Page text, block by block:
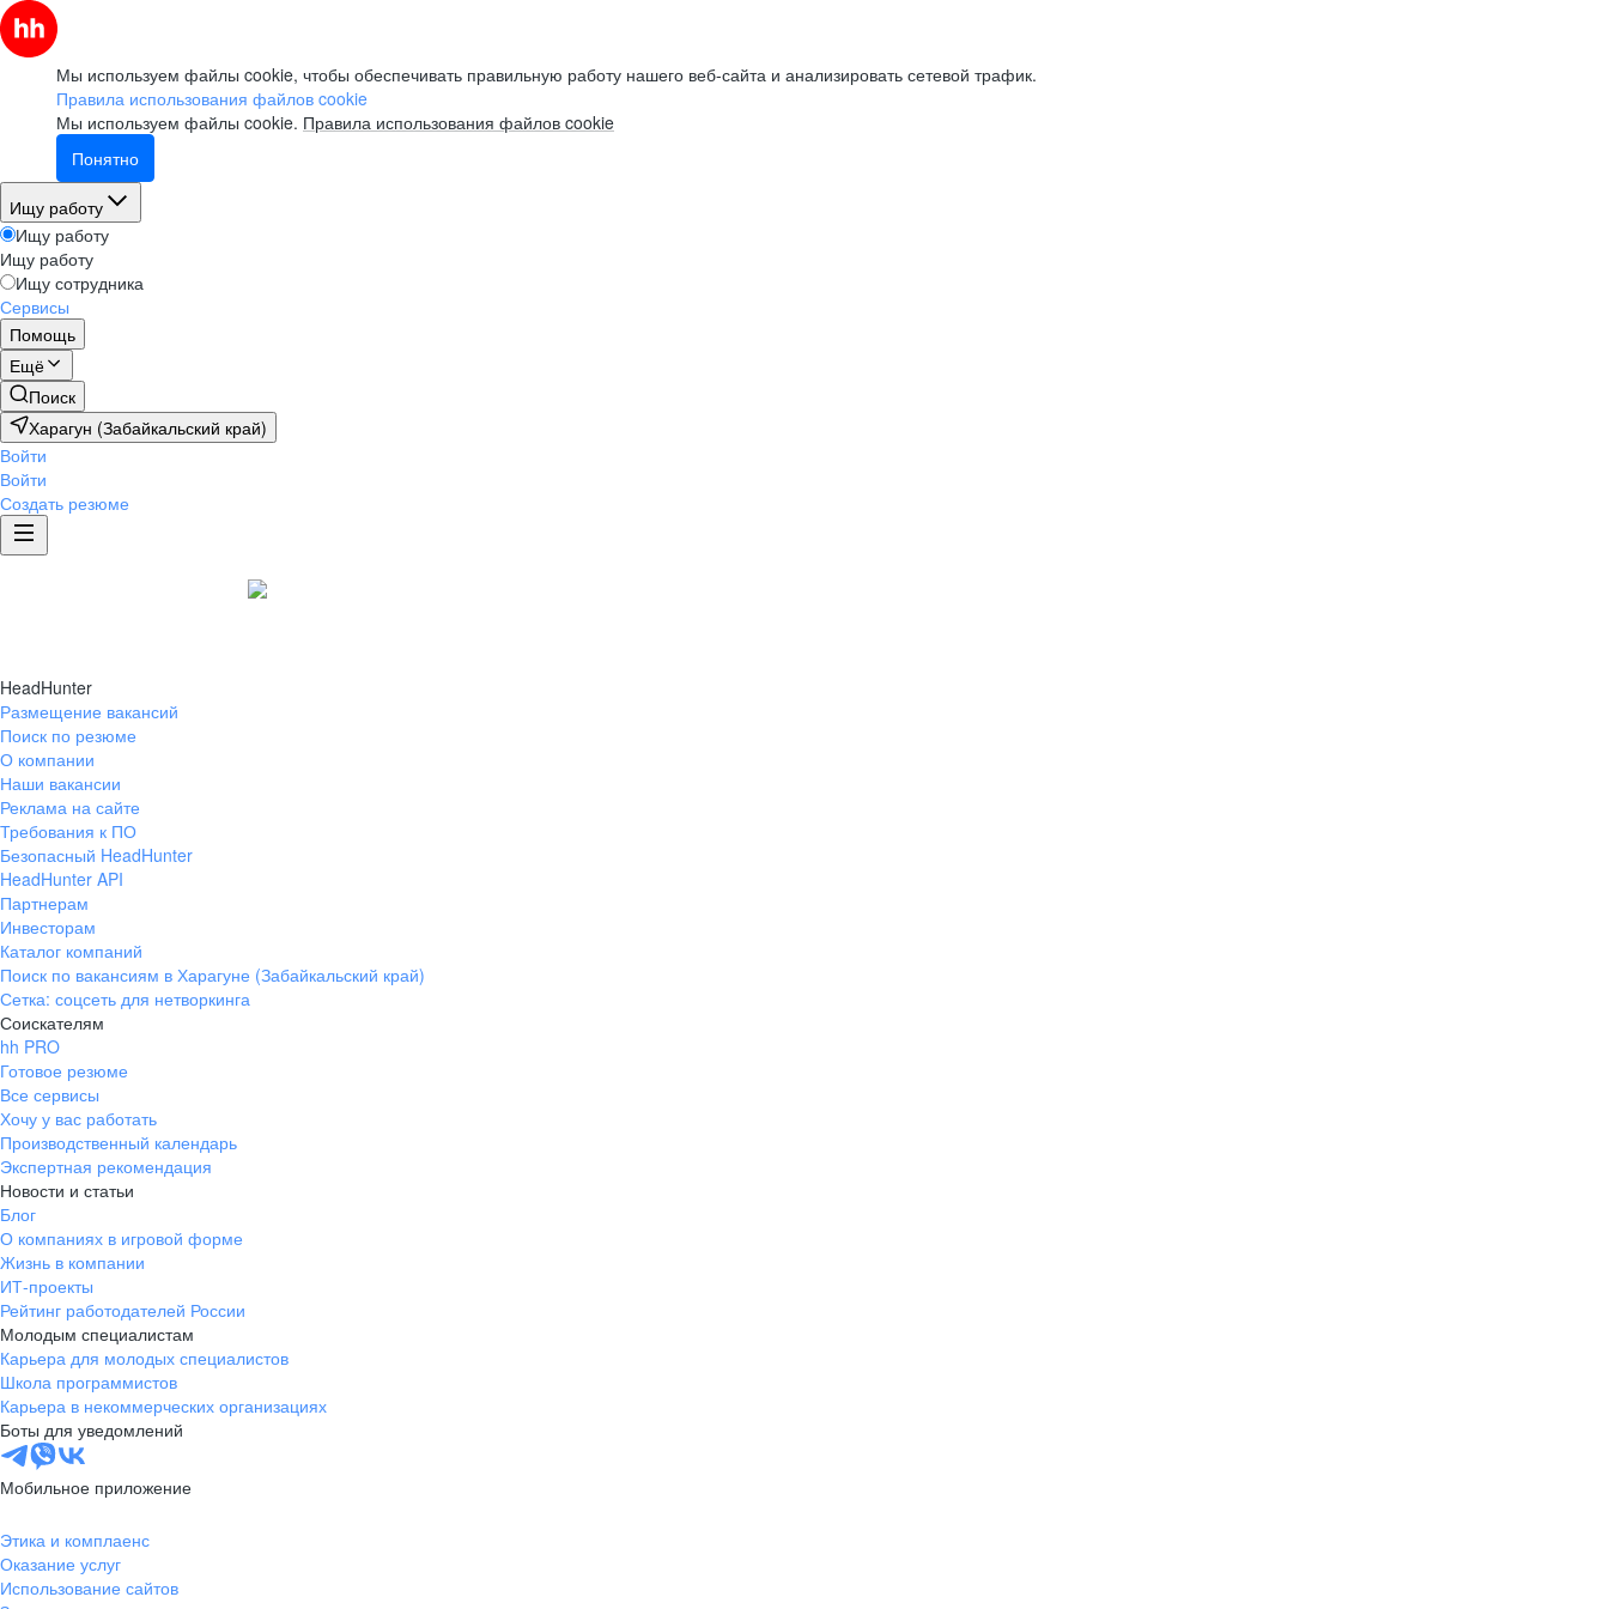
Мы используем файлы cookie, чтобы обеспечивать правильную работу нашего веб-сайта и анализировать сетевой трафик.
Правила использования файлов cookie
Мы используем файлы cookie. Правила использования файлов cookie
Понятно
Ищу работу
Ищу работу
Ищу работу
Ищу сотрудника
Сервисы
Помощь
Ещё
Поиск
Харагун (Забайкальский край)
Войти
Войти
Создать резюме
HeadHunter
Размещение вакансий
Поиск по резюме
О компании
Наши вакансии
Реклама на сайте
Требования к ПО
Безопасный HeadHunter
HeadHunter API
Партнерам
Инвесторам
Каталог компаний
Поиск по вакансиям в Харагуне (Забайкальский край)
Сетка: соцсеть для нетворкинга
Соискателям
hh PRO
Готовое резюме
Все сервисы
Хочу у вас работать
Производственный календарь
Экспертная рекомендация
Новости и статьи
Блог
О компаниях в игровой форме
Жизнь в компании
ИТ-проекты
Рейтинг работодателей России
Молодым специалистам
Карьера для молодых специалистов
Школа программистов
Карьера в некоммерческих организациях
Боты для уведомлений
Мобильное приложение
Этика и комплаенс
Оказание услуг
Использование сайтов